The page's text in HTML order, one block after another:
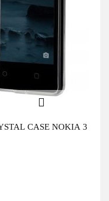
CASE NOKIA 3